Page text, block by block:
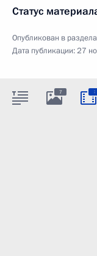
Статус
Опубликован в
Дата публикации:27
7 :